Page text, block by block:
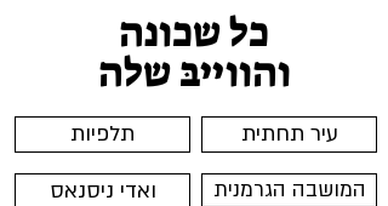
כל שכונה
והווייבּ שלה
תלפיות
ואדי ניסנאס
עיר תחתית
המושבה הגרמנית